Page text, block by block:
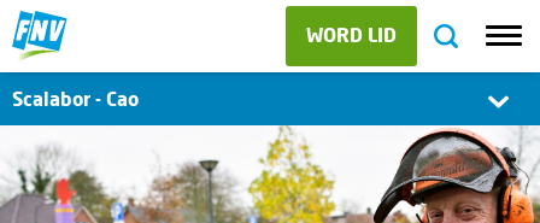
WORD LID
Scalabor - Cao